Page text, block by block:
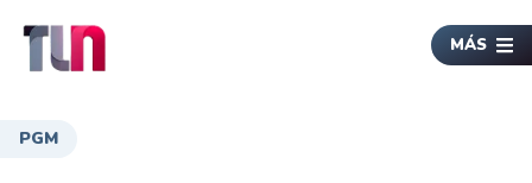
MÁS
PGM